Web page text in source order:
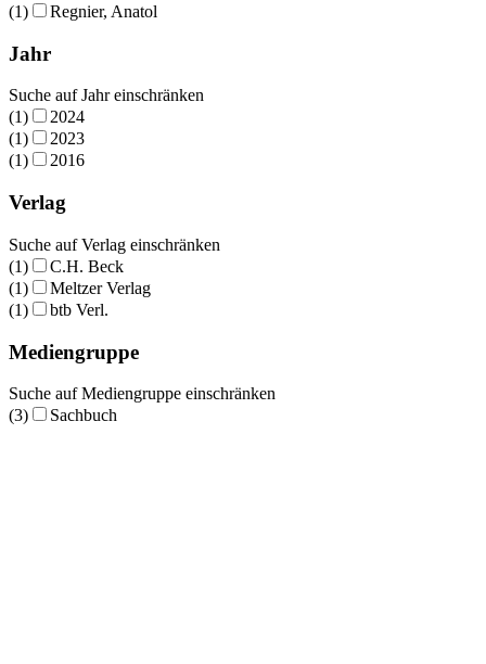
(1)
Regnier, Anatol
Jahr
Suche auf Jahr einschränken
(1)
2024
(1)
2023
(1)
2016
Verlag
Suche auf Verlag einschränken
(1)
C.H. Beck
(1)
Meltzer Verlag
(1)
btb Verl.
Mediengruppe
Suche auf Mediengruppe einschränken
(3)
Sachbuch